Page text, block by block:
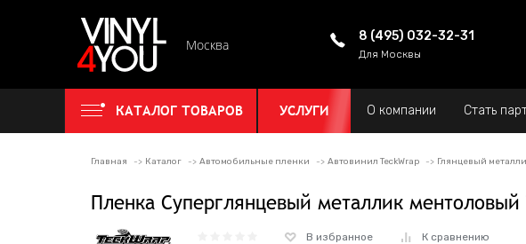
Москва
8 (495) 032-32-31
Для Москвы
КАТАЛОГ ТОВАРОВ УСЛУГИ О компании Стать
Главная Каталог Автомобильные пленки Автовинил TeckWrap Глянцевый
Пленка Суперглянцевый металлик
В избранное К сравнению